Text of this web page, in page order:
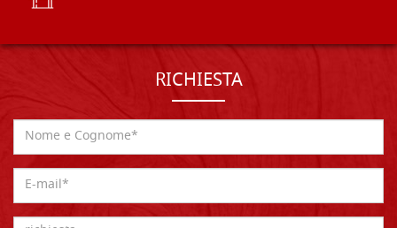
RICHIESTA